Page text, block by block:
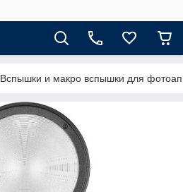
Вспышки и макро вспышки для